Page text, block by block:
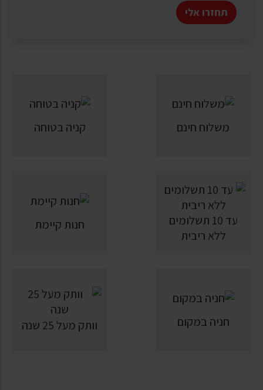
תחזרו אלי
משלוח חינם קניה בטוחה
עד 10 תשלומים
ללא ריבית
חנות קיימת
חניה במקום וותק מעל 25 שנה